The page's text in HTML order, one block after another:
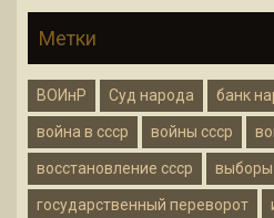
Метки
ВОИнР Суд народа банк
война в ссср войны ссср
восстановление ссср выборы
государственный переворот